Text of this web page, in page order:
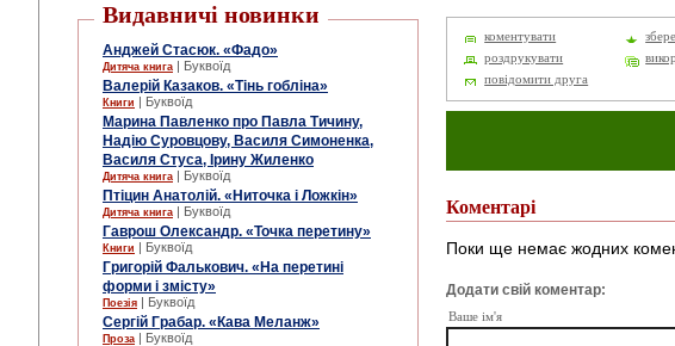
Видавничі новинки
Анджей Стасюк. «Фадо»
Дитяча книга | Буквоїд
Валерій Казаков. «Тінь гобліна»
Книги | Буквоїд
Марина Павленко про Павла Тичину,
Надію Суровцову, Василя Симоненка,
Василя Стуса, Ірину Жиленко
Дитяча книга | Буквоїд
Птіцин Анатолій. «Ниточка і Ложкін»
Дитяча книга | Буквоїд
Гаврош Олександр. «Точка перетину»
Книги | Буквоїд
Григорій Фалькович. «На перетині
форми і змісту»
Поезія | Буквоїд
Сергій Грабар. «Кава Меланж»
Проза | Буквоїд
коментувати
роздрукувати
повідомити друга
Коментарі
Поки ще немає жодних
Додати свій коментар:
Ваше ім'я